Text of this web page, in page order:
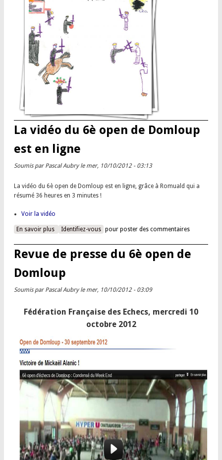
La vidéo du 6è open de Domloup
est en ligne
Soumis par Pascal Aubryle mer, 10/10/2012 - 03:13
La vidéo du 6è open de Domloup est en ligne, grâce à Romuald qui a
résumé 36 heures en 3 minutes !
Voir la vidéo
En savoir plus à propos de La vidéo du 6è open de Domloup est en ligne
Identifiez-vous pour poster des commentaires
Revue de presse du 6è open de
Domloup
Soumis par Pascal Aubryle mer, 10/10/2012 - 03:09
Fédération Française des Echecs, mercredi 10
octobre 2012